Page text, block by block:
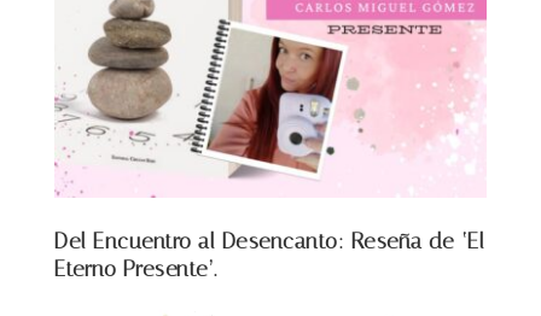
Del Encuentro al Desencanto: Reseña de ‘El
Eterno Presente’.